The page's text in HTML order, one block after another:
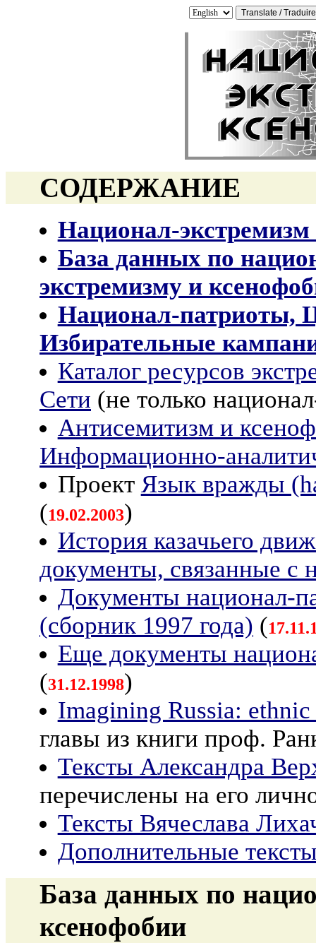
СОДЕРЖАНИЕ
Национал-экстремизм
База данных по
экстремизму и
Национал-патриоты,
Избирательные
Каталог ресурсов
Сети (не только
Антисемитизм и
Информационно-
Проект Язык вражды
(19.02.2003)
История казачьего
документы, связанные с
Документы национал-
(сборник 1997 года) (
Еще документы
(31.12.1998)
Imagining Russia:
главы из книги проф.
Тексты Александра
перечислены на его
Тексты Вячеслава
Дополнительные
База данных по
ксенофобии